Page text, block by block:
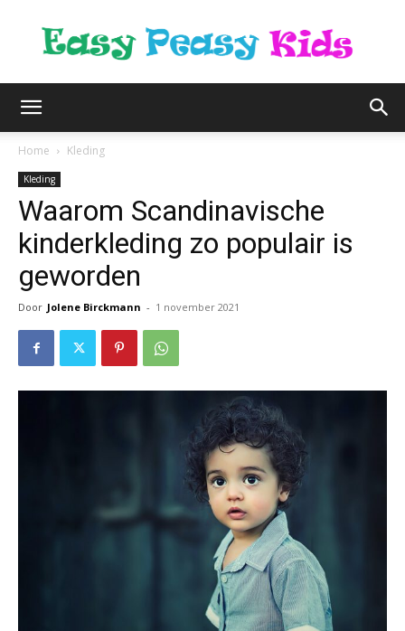
Home
Kleding
Kleding
Waarom Scandinavische
kinderkleding zo populair is
geworden
Door Jolene Birckmann - 1 november 2021